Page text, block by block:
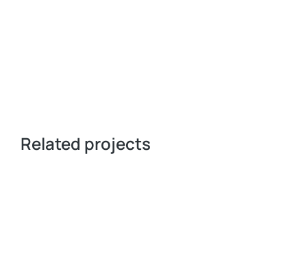
Related projects